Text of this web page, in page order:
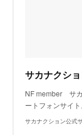
サカナクシ
NF member サ
ートフォンサイ
サカナクション公式